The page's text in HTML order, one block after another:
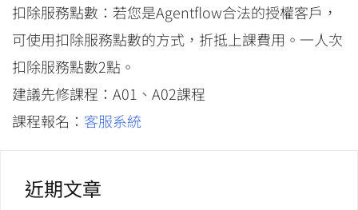
扣除服務點數：若您是Agentflow合法的授權客戶，
可使用扣除服務點數的方式，折抵上課費用。一人次
扣除服務點數2點。
建議先修課程：A01、A02課程
課程報名： 客服系統
近期文章